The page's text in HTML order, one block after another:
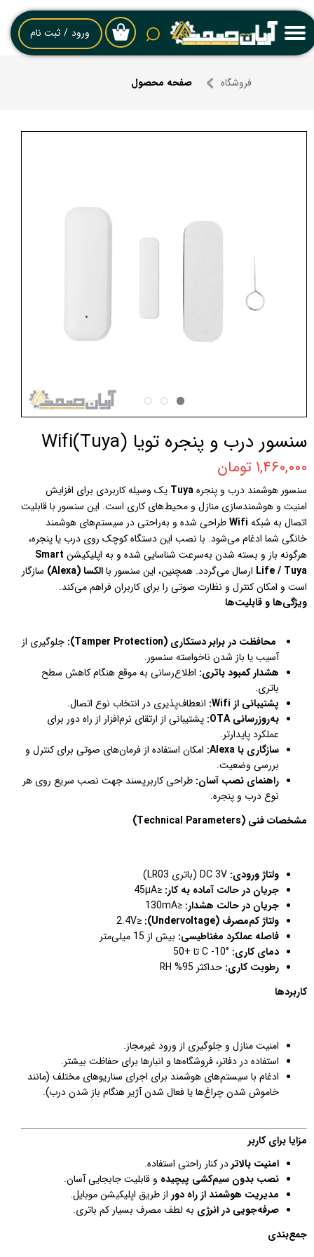
۰ ورود / ثبت نام
حساب کاربری من
خروج از حساب کاربری
فروشگاه صفحه محصول
سنسور درب و پنجره تویا (Wifi(Tuya
۱,۴۶۰,۰۰۰ تومان
سنسور هوشمند درب و پنجرهTuya یک وسیله کاربردی برای افزایش
امنیت و هوشمندسازی منازل و محیط‌های کاری است. این سنسور با قابلیت
اتصال به شبکه Wifiطراحی شده و به‌راحتی در سیستم‌های هوشمند
خانگی شما ادغام می‌شود. با نصب این دستگاه کوچک روی درب یا پنجره،
هرگونه باز و بسته شدن به‌سرعت شناسایی شده و به اپلیکیشن Smart
Life / Tuya ارسال می‌گردد. همچنین، این سنسور باالکسا (Alexa)
سازگار
است و امکان کنترل و نظارت صوتی را برای کاربران فراهم می‌کند.
ویژگی‌ها و قابلیت‌ها
محافظت در برابر دستکاری (Tamper Protection):
جلوگیری از
آسیب یا باز شدن ناخواسته سنسور.
هشدار کمبود باتری: اطلاع‌رسانی به موقع هنگام کاهش سطح
باتری.
پشتیبانی از Wifi:
انعطاف‌پذیری در انتخاب نوع اتصال.
به‌روزرسانی OTA:
پشتیبانی از ارتقای نرم‌افزار از راه دور برای
عملکرد پایدارتر.
سازگاری با Alexa:
امکان استفاده از فرمان‌های صوتی برای کنترل و
بررسی وضعیت.
راهنمای نصب آسان: طراحی کاربرپسند جهت نصب سریع روی هر
نوع درب و پنجره.
مشخصات فنی (Technical Parameters)
ولتاژ ورودی:
جریان در حالت آماده به کار: ≤45µA
جریان در حالت هشدار: ≤130mA
ولتاژ کم‌مصرف (Undervoltage):
≤2.4V
فاصله عملکرد مغناطیسی: بیش از 15 میلی‌متر
دمای کاری: °C -10 تا +50
رطوبت کاری: حداکثر 95% RH
کاربردها
امنیت منازل و جلوگیری از ورود غیرمجاز.
استفاده در دفاتر، فروشگاه‌ها و انبارها برای حفاظت بیشتر.
ادغام با سیستم‌های هوشمند برای اجرای سناریوهای مختلف (مانند
خاموش شدن چراغ‌ها یا فعال شدن آژیر هنگام باز شدن درب).
مزایا برای کاربر
امنیت بالاتردر کنار راحتی استفاده.
نصب بدون سیم‌کشی پیچیده و قابلیت جابجایی آسان.
مدیریت هوشمند از راه دور از طریق اپلیکیشن موبایل.
صرفه‌جویی در انرژی به لطف مصرف بسیار کم باتری.
جمع‌بندی